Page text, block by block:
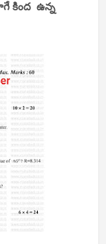
కింద ఉన్న